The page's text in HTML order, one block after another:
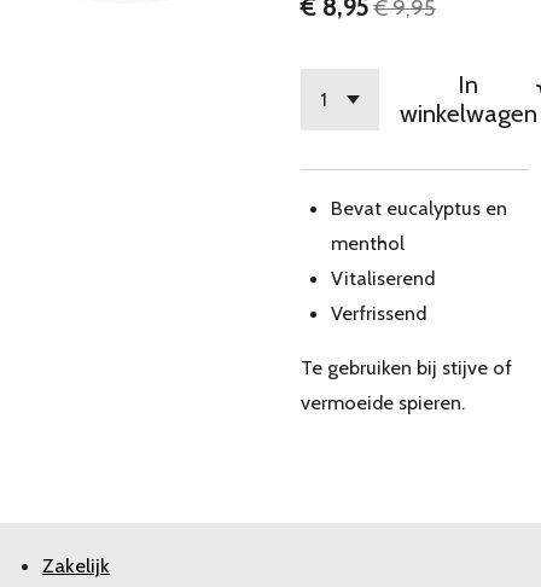
€ 8,95 € 9,95
In
winkelwagen
Bevat eucalyptus en
menthol
Vitaliserend
Verfrissend
Te gebruiken bij stijve of
vermoeide spieren.
Zakelijk